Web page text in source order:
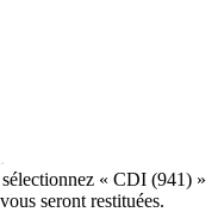
« CDI (941) »
seront restituées.